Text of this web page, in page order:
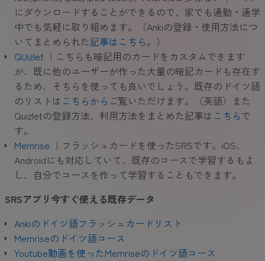
にダウンロードすることができるので、家でも通勤・通学
中でも気軽に取り組めます。（Ankiの登録・使用方法につ
いてまとめられた記事はこちら。）
QUizlet ｜こちらも暗記用のカードをカスタムできます
が、既に他のユーザーが作った大量の暗記カードも存在す
るため、そちらを使っても良いでしょう。既存のドイツ語
のリストは こちらから ご覧いただけます。（英語）また
Quizletの登録方法、利用方法をまとめた記事は こちらで
す。
Memrise ｜フラッシュカードを使ったSRSです。iOS、
Androidにも対応していて、既存のコースで学習するもよ
し、自分でコースを作って学習することもできます。
SRSアプリ今すぐ使える既存データ
Ankiのドイツ語フラッシュカードリスト
Memriseのドイツ語コース
Youtube動画を使ったMemriseのドイツ語コース